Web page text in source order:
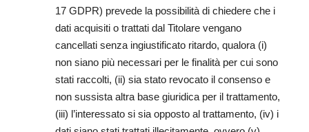
17 GDPR) prevede la possibilità di chiedere che i
dati acquisiti o trattati dal Titolare vengano
cancellati senza ingiustificato ritardo, qualora (i)
non siano più necessari per le finalità per cui sono
stati raccolti, (ii) sia stato revocato il consenso e
non sussista altra base giuridica per il trattamento,
(iii) l’interessato si sia opposto al trattamento, (iv) i